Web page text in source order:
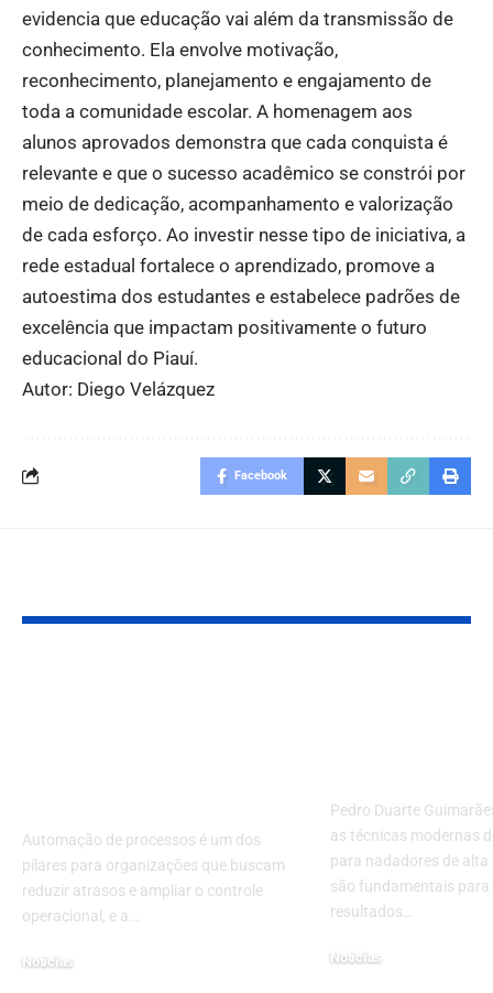
evidencia que educação vai além da transmissão de
conhecimento. Ela envolve motivação,
reconhecimento, planejamento e engajamento de
toda a comunidade escolar. A homenagem aos
alunos aprovados demonstra que cada conquista é
relevante e que o sucesso acadêmico se constrói por
meio de dedicação, acompanhamento e valorização
de cada esforço. Ao investir nesse tipo de iniciativa, a
rede estadual fortalece o aprendizado, promove a
autoestima dos estudantes e estabelece padrões de
excelência que impactam positivamente o futuro
educacional do Piauí.
Autor: Diego Velázquez
Facebook
Automação de processos é um dos
pilares para organizações que buscam
reduzir atrasos e ampliar o controle
operacional, e a…
Noticias
Pedro Duarte
as técnicas modernas
para nadadores de
são fundamentais
resultados…
Noticias